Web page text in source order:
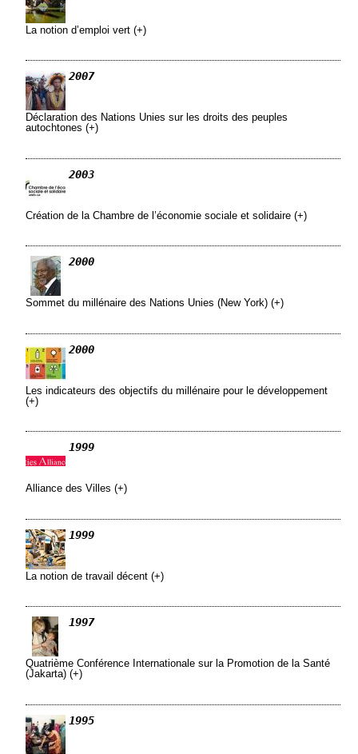
La notion d’emploi vert (+)
2007
Déclaration des Nations Unies sur les droits des peuples
autochtones (+)
2003
Création de la Chambre de l’économie sociale et solidaire (+)
2000
Sommet du millénaire des Nations Unies (New York) (+)
2000
Les indicateurs des objectifs du millénaire pour le développement
(+)
1999
Alliance des Villes (+)
1999
La notion de travail décent (+)
1997
Quatrième Conférence Internationale sur la Promotion de la Santé
(Jakarta) (+)
1995